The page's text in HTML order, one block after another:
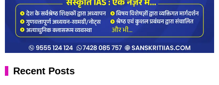
Recent Posts